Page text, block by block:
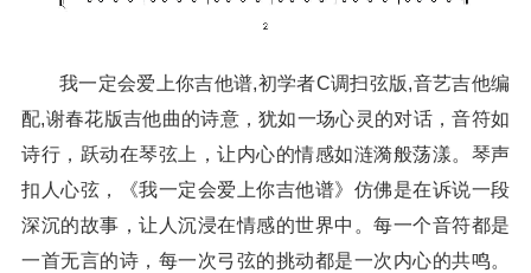
我一定会爱上你吉他谱,初学者C调扫弦版,音艺吉他编
配,谢春花版吉他曲的诗意，犹如一场心灵的对话，音符如
诗行，跃动在琴弦上，让内心的情感如涟漪般荡漾。琴声
扣人心弦，《我一定会爱上你吉他谱》仿佛是在诉说一段
深沉的故事，让人沉浸在情感的世界中。每一个音符都是
一首无言的诗，每一次弓弦的挑动都是一次内心的共鸣。